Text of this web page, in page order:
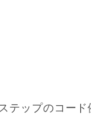
テップのコード